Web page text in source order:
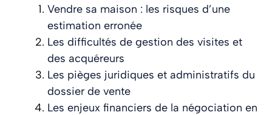
Vendre sa maison : les risques d’une
estimation erronée
Les difficultés de gestion des visites et
des acquéreurs
Les pièges juridiques et administratifs du
dossier de vente
Les enjeux financiers de la négociation en